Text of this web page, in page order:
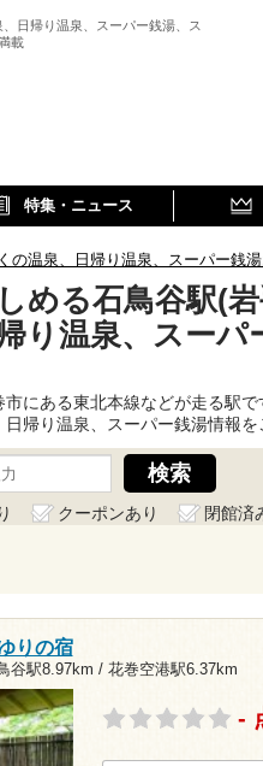
日帰り温泉、スーパー銭湯、ス
載
特集・ニュース
の温泉、日帰り温泉、スーパー銭
める石鳥谷駅(岩
り温泉、スーパ
にある東北本線などが走る駅
帰り温泉、スーパー銭湯情報を
クーポンあり
閉館済
りの宿
谷駅8.97km / 花巻空港駅6.37km
-